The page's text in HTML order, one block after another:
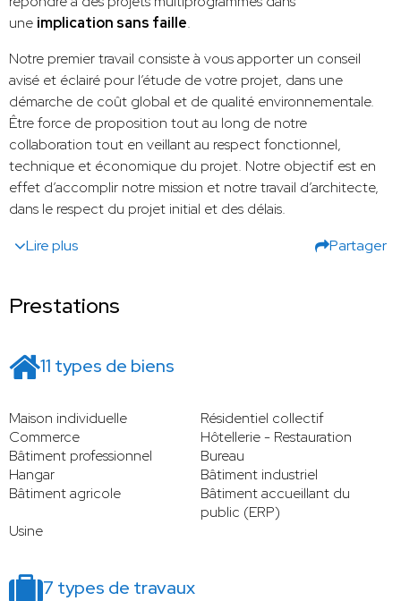
une implication sans faille.
Notre premier travail consiste à vous apporter un conseil
avisé et éclairé pour l’étude de votre projet, dans une
démarche de coût global et de qualité environnementale.
Être force de proposition tout au long de notre
collaboration tout en veillant au respect fonctionnel,
technique et économique du projet. Notre objectif est en
effet d’accomplir notre mission et notre travail d’architecte,
dans le respect du projet initial et des délais.
Lire plus
Partager
Prestations
11 types de biens
Maison individuelle
Résidentiel collectif
Commerce
Hôtellerie - Restauration
Bâtiment professionnel
Bureau
Hangar
Bâtiment industriel
Bâtiment agricole
Bâtiment accueillant du
public (ERP)
Usine
7 types de travaux